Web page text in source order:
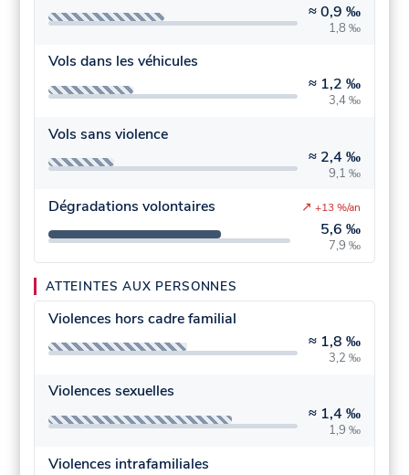
≈0,9 ‰
1,8 ‰
Vols dans les véhicules
≈ 1,2 ‰
3,4 ‰
Vols sans violence
≈ 2,4 ‰
9,1 ‰
Dégradations volontaires
5,6 ‰
7,9 ‰
↗ +13 %/an
ATTEINTES AUX PERSONNES
Violences hors cadre familial
≈ 1,8 ‰
3,2 ‰
Violences sexuelles
≈ 1,4 ‰
1,9 ‰
Violences intrafamiliales